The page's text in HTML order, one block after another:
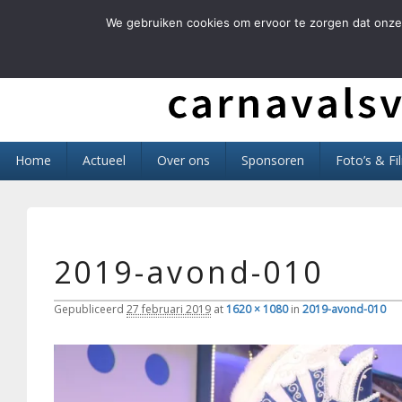
Carnavals Verain
anno 1959 va R.K.T.S.V.
menu
Home Actueel Over ons Sponsoren Foto’s &
2019-avond-010
Gepubliceerd 27 februari 2019 at1620 × 1080in 2019-avond-010
We gebruiken cookies om ervoor te zorgen dat